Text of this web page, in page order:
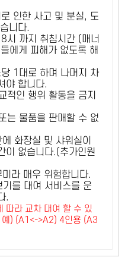
인한 사고 및 분실, 도
니다.
시 까지 취침시간 (매너
에게 피해가 없도록 해
1대로 하며 나머지 차
야 합니다.
적인 행위 활동을 금지
는 물품을 판매할 수 없
화장실 및 샤워실이
이 없습니다.(추가인원
라 매우 위험합니다.
를 대여 서비스를 운
.
따라 교차 대여 할 수 있
예) (A1<->A2) 4인용 (A3